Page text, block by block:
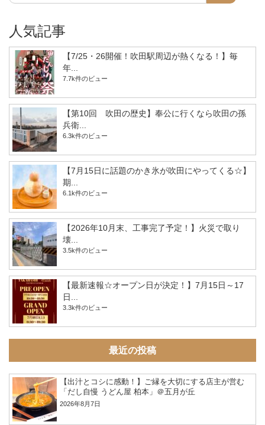
人気記事
【7/25・26開催！吹田駅周辺が熱くなる！】毎
年...
7.7k件のビュー
【第10回 吹田の歴史】奉公に行くなら吹田の孫
兵衛...
6.3k件のビュー
【7月15日に話題のかき氷が吹田にやってくる☆】
期...
6.1k件のビュー
【2026年10月末、工事完了予定！】火災で取り
壊...
3.5k件のビュー
【最新速報☆オープン日が決定！】7月15日～17
日...
3.3k件のビュー
最近の投稿
【出汁とコシに感動！】ご縁を大切にする店主が営む
「だし自慢 うどん屋 柏本」＠五月が丘
2026年8月7日